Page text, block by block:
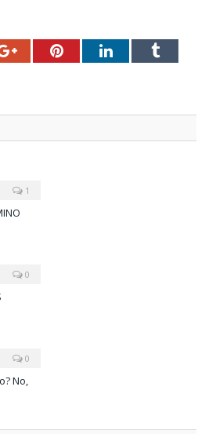
Google+PinterestLinkedInTumblr
1
0
0
No,